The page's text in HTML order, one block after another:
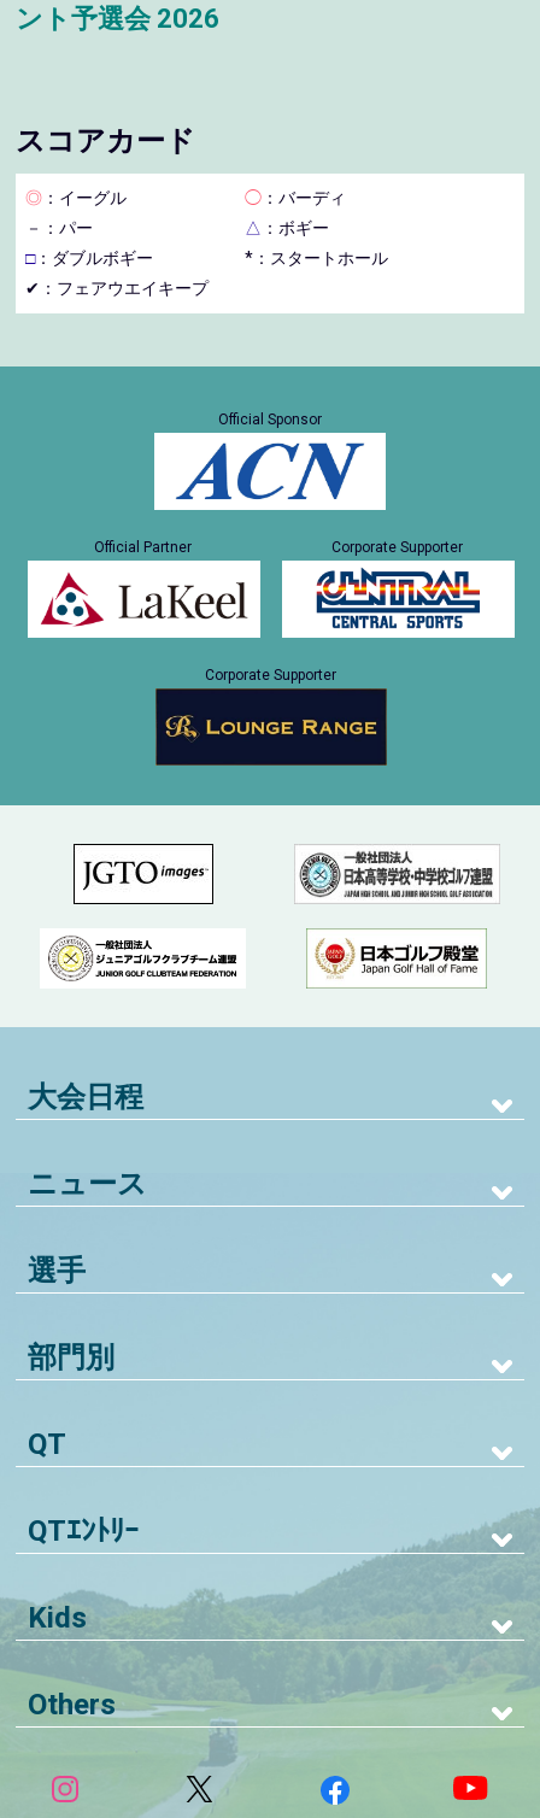
ント予選会 2026
スコアカード
◎ ：イーグル ◯ ：バーディ
－
：パー △ ：ボギー
□：ダブルボギー
*：スタートホール
✔：フェアウエイキープ
Official Sponsor
Official Partner Corporate Supporter
Corporate Supporter
大会日程
ニュース
選手
部門別
QT
QTｴﾝﾄﾘｰ
Kids
Others